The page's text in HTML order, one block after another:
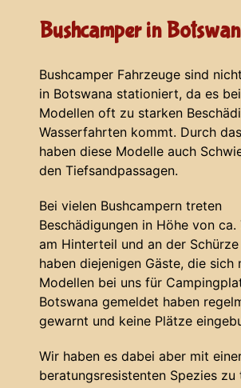
Bushcamper in
Bushcamper Fahrzeuge sind
in Botswana stationiert, da es
Modellen oft zu starken
Wasserfahrten kommt. Durch
haben diese Modelle auch
den Tiefsandpassagen.
Bei vielen Bushcampern treten
Beschädigungen in Höhe von ca.
am Hinterteil und an der
haben diejenigen Gäste, die sich
Modellen bei uns für
Botswana gemeldet haben
gewarnt und keine Plätze
Wir haben es dabei aber mit
beratungsresistenten Spezies zu